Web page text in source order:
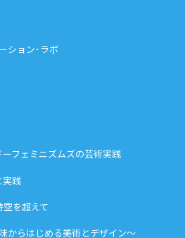
ション･ラボ
フェミニズムズの芸術実践
実践
を超えて
からはじめる美術とデザイン〜